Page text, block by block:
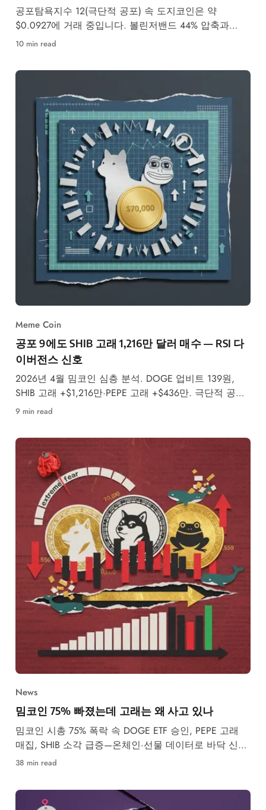
공포탐욕지수 12(극단적 공포) 속 도지코인은 약
$0.0927에 거래 중입니다. 볼린저밴드 44% 압축과
21Shares TDOG ETF 구조적 유입이 맞닿은 지금, $0.10
10 min read
Meme Coin
공포 9에도 SHIB 고래 1,216만 달러 매수 — RSI 다
이버전스 신호
2026년 4월 밈코인 심층 분석. DOGE 업비트 139원,
SHIB 고래 +$1,216만·PEPE 고래 +$436만. 극단적 공포
9/100 속 RSI 불리시 다이버전스와 온체인 신호를 데이
9 min read
News
밈코인 75% 빠졌는데 고래는 왜 사고 있나
밈코인 시총 75% 폭락 속 DOGE ETF 승인, PEPE 고래
매집, SHIB 소각 급증—온체인·선물 데이터로 바닥 신호
를 분석합니다.
38 min read